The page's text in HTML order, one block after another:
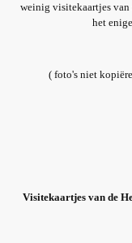
weinig visitekaartjes
het
( foto's niet
Visitekaartjes van de